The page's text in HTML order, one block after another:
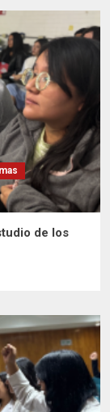
de los